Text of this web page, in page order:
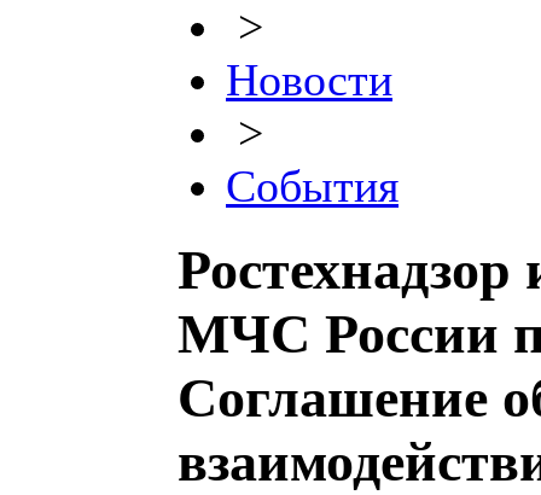
>
Новости
>
События
МЧС России
Соглашение